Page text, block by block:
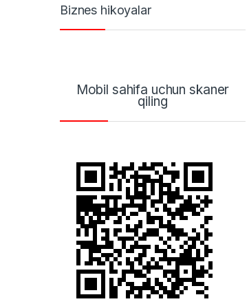
Biznes hikoyalar
Mobil sahifa uchun skaner
qiling